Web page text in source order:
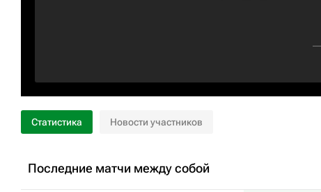
Статистика Новости участников
Последние матчи между собой